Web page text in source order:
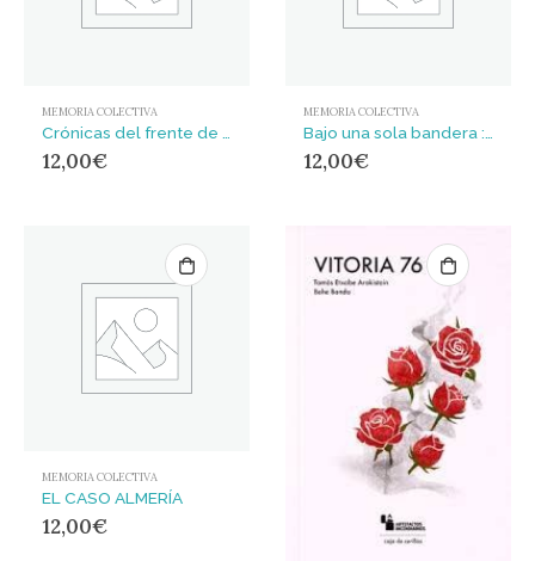
MEMORIA COLECTIVA
Crónicas del frente de Madrid
12,00€
MEMORIA COLECTIVA
Bajo una sola bandera : Las Brigadas Internacionales y el internacionalismo proletario
12,00€
MEMORIA COLECTIVA
EL CASO ALMERÍA
12,00€